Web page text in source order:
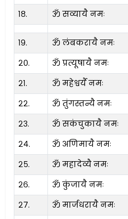
१८.
ॐ सव्यायै नमः
१९.
ॐ लंबकरायै नमः
२०.
ॐ प्रत्यूषायै नमः
२१.
ॐ महेश्वर्यै नमः
२२.
ॐ तुंगस्तन्यै नमः
२३.
ॐ सकंचुकायै नमः
२४.
ॐ अणिमायै नमः
२५.
ॐ महादेव्यै नमः
२६.
ॐ कुंजायै नमः
२७.
ॐ मार्जधरायै नमः